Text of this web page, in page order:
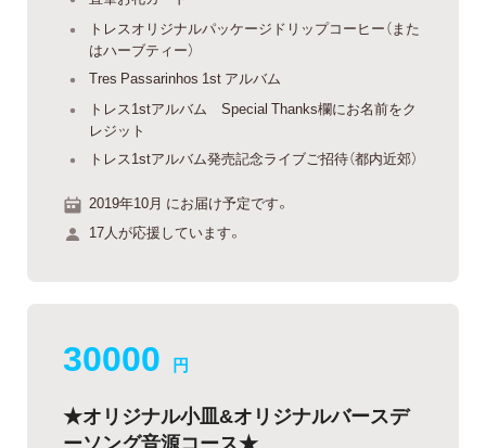
トレスオリジナルパッケージドリップコーヒー（また
はハーブティー）
Tres Passarinhos 1st アルバム
トレス1stアルバム Special Thanks欄にお名前をク
レジット
トレス1stアルバム発売記念ライブご招待（都内近郊）
2019年10月 にお届け予定です。
17人が応援しています。
30000 円
★オリジナル小皿&オリジナルバースデ